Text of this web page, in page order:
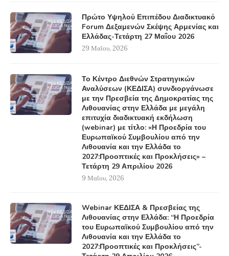
Πρώτο Υψηλού Επιπέδου Διαδικτυακό
Forum Δεξαμενών Σκέψης Αρμενίας και
Ελλάδας-Τετάρτη 27 Μαΐου 2026
29 Μαΐου, 2026
Το Κέντρο Διεθνών Στρατηγικών
Αναλύσεων (ΚΕΔΙΣΑ) συνδιοργάνωσε
με την Πρεσβεία της Δημοκρατίας της
Λιθουανίας στην Ελλάδα με μεγάλη
επιτυχία διαδικτυακή εκδήλωση
(webinar) με τίτλο: «Η Προεδρία του
Ευρωπαϊκού Συμβουλίου από την
Λιθουανία και την Ελλάδα το
2027:Προοπτικές και Προκλήσεις» –
Τετάρτη 29 Απριλίου 2026
9 Μαΐου, 2026
Webinar ΚΕΔΙΣΑ & Πρεσβείας της
Λιθουανίας στην Ελλάδα: “Η Προεδρία
του Ευρωπαϊκού Συμβουλίου από την
Λιθουανία και την Ελλάδα το
2027:Προοπτικές και Προκλήσεις”-